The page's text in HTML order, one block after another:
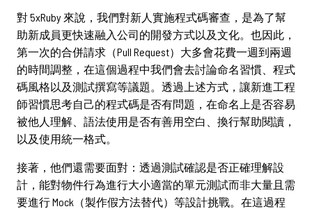
對 5xRuby 來說，我們對新人實施程式碼審查，是為了幫
助新成員更快速融入公司的開發方式以及文化。也因此，
第一次的合併請求（Pull Request）大多會花費一週到兩週
的時間調整，在這個過程中我們會去討論命名習慣、程式
碼風格以及測試撰寫等議題。透過上述方式，讓新進工程
師習慣思考自己的程式碼是否有問題，在命名上是否容易
被他人理解、語法使用是否有善用空白、換行幫助閱讀，
以及使用統一格式。
接著，他們還需要面對：透過測試確認是否正確理解設
計，能對物件行為進行大小適當的單元測試而非大量且需
要進行 Mock（製作假方法替代）等設計挑戰。在這過程